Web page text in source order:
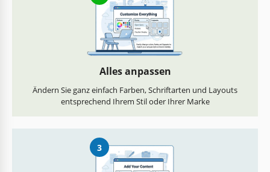
Alles anpassen
Ändern Sie ganz einfach Farben, Schriftarten und Layouts
entsprechend Ihrem Stil oder Ihrer Marke
3